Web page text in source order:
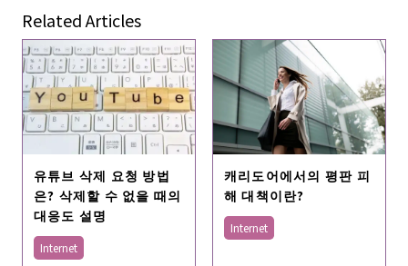
Related Articles
유튜브 삭제 요청 방법
은? 삭제할 수 없을 때의
대응도 설명
Internet
캐리도어에서의 평판 피
해 대책이란?
Internet